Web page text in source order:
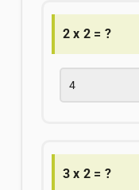
2 x 2 = ?
4
3 x 2 = ?